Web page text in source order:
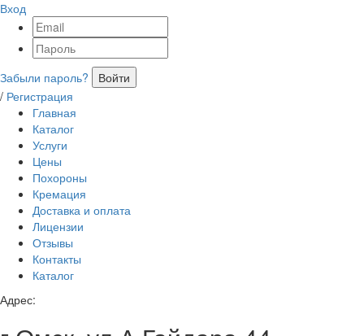
Вход
Забыли пароль?
Войти
/ Регистрация
Главная
Каталог
Услуги
Цены
Похороны
Кремация
Доставка и оплата
Лицензии
Отзывы
Контакты
Каталог
Адрес: